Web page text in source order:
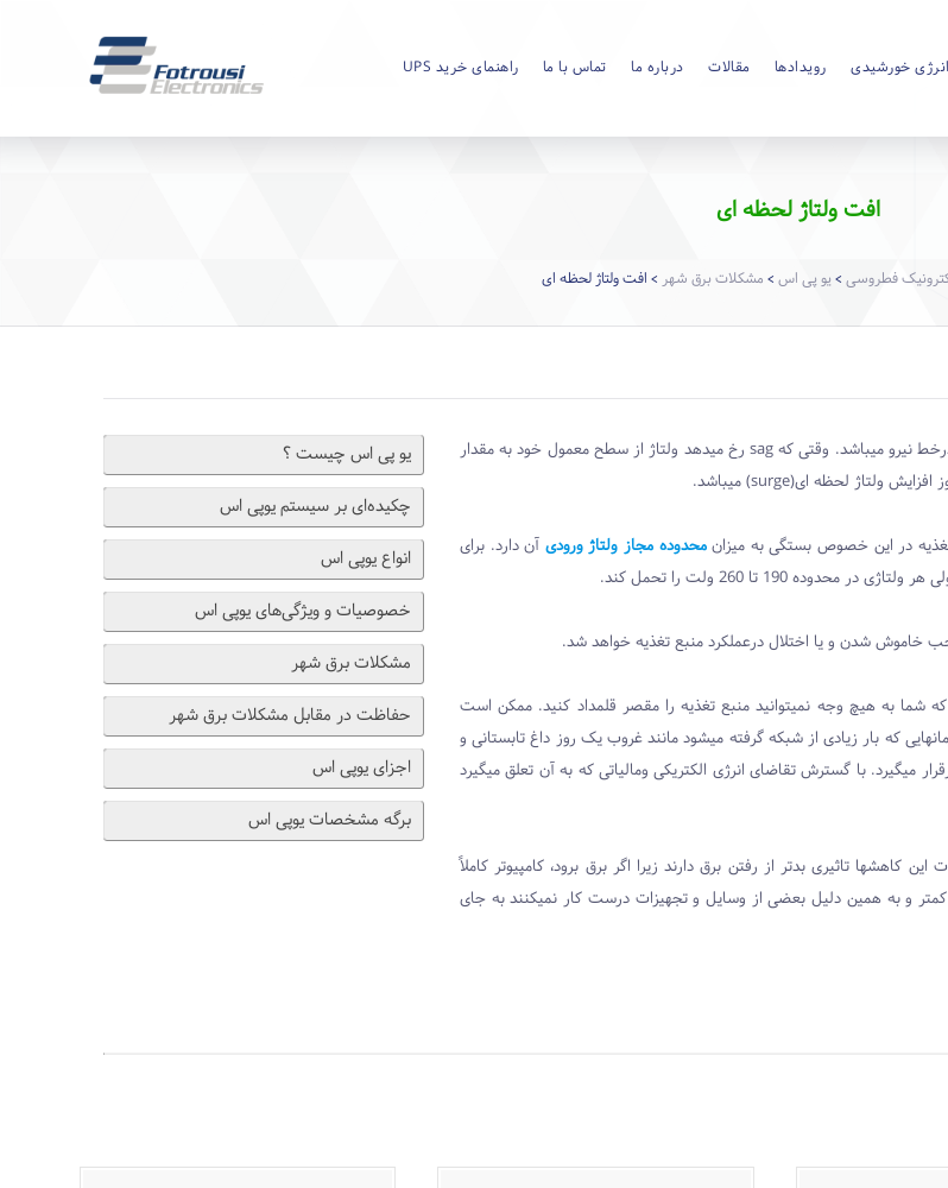
انرژی خورشیدی رویدادها مقالات درباره ما تماس با ما راهنمای خرید UPS
افت ولتاژ لحظه ای
فطروسی > یو پی اس > مشکلات برق شهر > افت ولتاژ لحظه ای
یو ‌پی اس چیست ؟
چکیده‌ای بر سیستم یوپی اس
انواع یوپی اس
خصوصیات و ویژگی‌های یوپی اس
مشکلات برق شهر
حفاظت در مقابل مشکلات برق شهر
اجزای یوپی اس
برگه مشخصات یوپی اس
نیرو میباشد. وقتی کهsagرخ میدهد ولتاژ از سطح معمول خود به مقدار
افزایش ولتاژ لحظه ای(surge) میباشد.
تغذیه در این خصوص بستگی به میزانمحدوده مجاز ولتاژ ورودی آن دارد. برای
به هیچ وجه نمیتوانید منبع تغذیه را مقصر قلمداد کنید. ممکن است
که بار زیادی از شبکه گرفته میشود مانند غروب یک روز داغ تابستانی و
میگیرد. با گسترش تقاضای انرژی الکتریکی ومالیاتی که به آن تعلق میگیرد
تاثیری بدتر از رفتن برق دارند زیرا اگر برق برود، کامپیوتر کاملاً
و به همین دلیل بعضی از وسایل و تجهیزات درست کار نمیکنند به جای